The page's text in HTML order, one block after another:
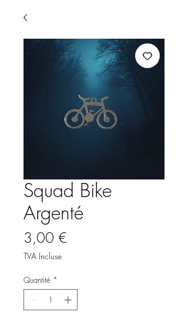
Squad Bike
Argenté
3,00 €
TVA Incluse
Quantité *